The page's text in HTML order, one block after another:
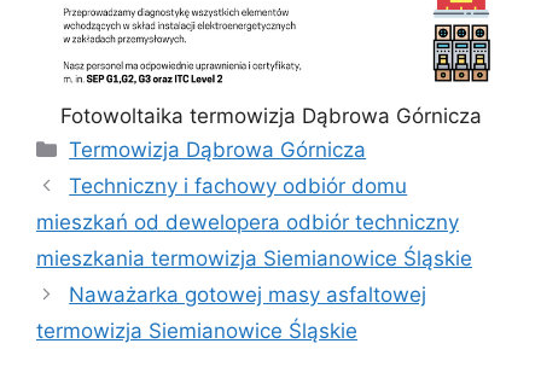
Fotowoltaika termowizja Dąbrowa Górnicza
Kategorie
Termowizja Dąbrowa Górnicza
Techniczny i fachowy odbiór domu
mieszkań od dewelopera odbiór techniczny
mieszkania termowizja Siemianowice Śląskie
Naważarka gotowej masy asfaltowej
termowizja Siemianowice Śląskie